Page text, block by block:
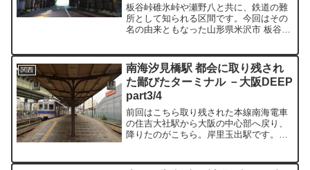
板谷峠碓氷峠や瀬野八と共に、鉄道の難
所として知られる区間です。今回はその
名の由来ともなった山形県米沢市 板谷地
福島県、山形県の境になっているものだ
と思っておりました。今...
関西
南海汐見橋駅 都会に取り残され
た鄙びたターミナル －大阪DEEP
part3/4
前回はこちら取り残された本線南海電車
の住吉大社駅から大阪の中心部へ戻り、
降りたのがこちら。岸里玉出駅です。関
難波からやってきた列車たちは、この駅